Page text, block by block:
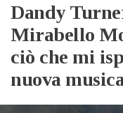
Dandy
Mirabello
ciò che mi
nuova